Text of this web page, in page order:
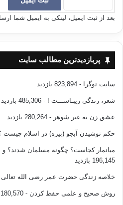
تمسخرکنان‌) می‌گفتند: این (‌بازگشت به
نخواهیم کرد، و چنین کا‌ری ممکن
صدائی (‌از صور) برمی‌خیزد و بازگشت
می‌خیزند و) در دشت پهناور و سفید محشر
از اینجا به بعد در این فضای لرزان و
به نشان دادن یک محلّ نقش زمین
می‌پردازد. در نتیجه آهنگ موسیقی آهسته
بعد از ثبت ایمیل، لینکی به ایمیل شما
پربازدیدترین مطالب سایت
سایت نوگرا - 823,894 بازدید
شعر، زندگی زیبـاســـت ! - 485,306 بازدید
عشق زن به غیر شوهر - 280,264 بازدید
حکم نوشیدن آبجو (بیره) در اسلام چیست
میانمار کجاست؟ چگونه مسلمان شدند؟
196,145 بازدید
خلاصه زندگی حضرت عمر رضی الله تعالی
روش صحیح و علمی حفظ کردن - 180,570 بازدید